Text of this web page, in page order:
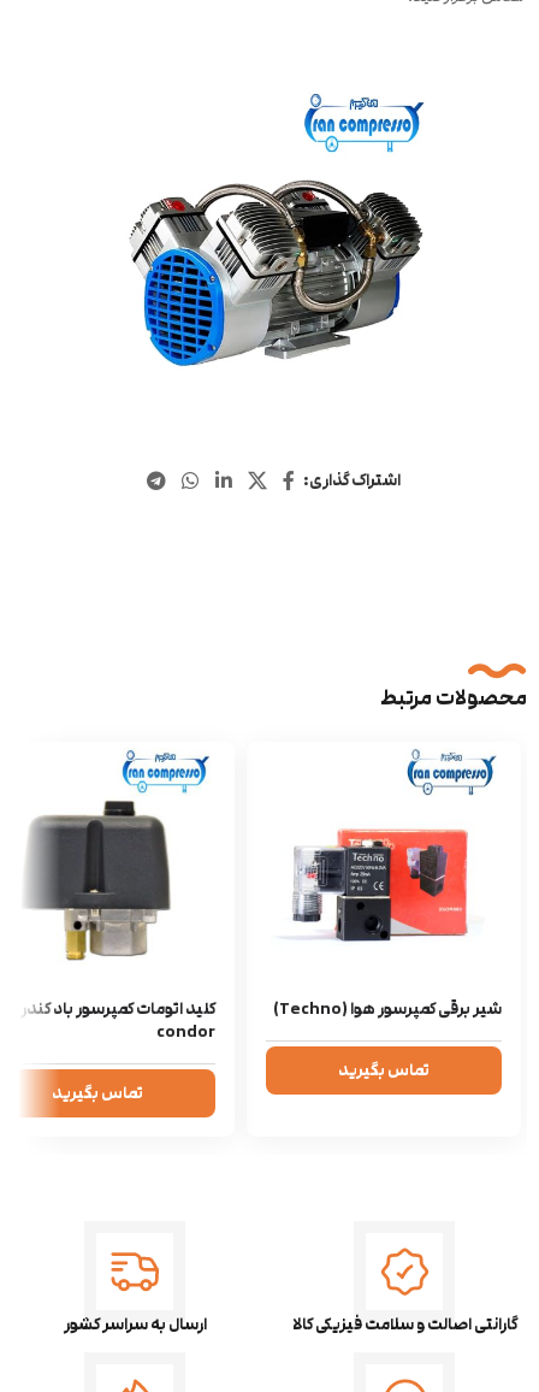
اشتراک گذاری:
محصولات مرتبط
شیر برقی کمپرسور هوا (Techno)
تماس بگیرید
کلید اتومات کمپرسور باد کندر
condor
تماس بگیرید
گارانتی اصالت و سلامت فیزیکی کالا ارسال به سراسر کشور